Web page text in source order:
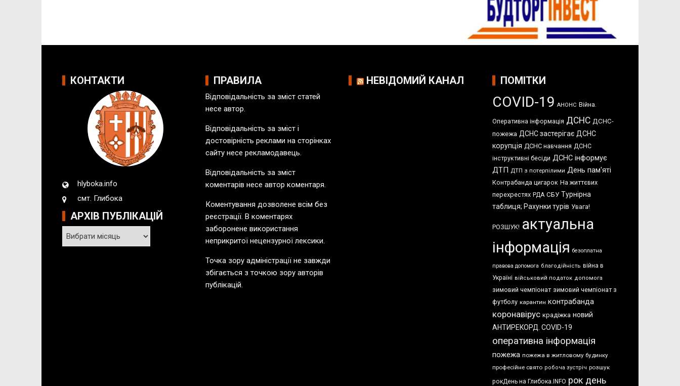
КОНТАКТИ
hlyboka.info
смт. Глибока
АРХІВ ПУБЛІКАЦІЙ
А
р
ПРАВИЛА
Відповідальність за зміст статей
несе автор.
Відповідальність за зміст і
достовірність реклами на сторінках
сайту несе рекламодавець.
Відповідальність за зміст
коментарів несе автор коментаря.
Коментування дозволене всім без
реєстрації. В коментарях
заборонене використання
неприкритої нецензурної лексики.
Точка зору адміністрації не завжди
збігається з точкою зору авторів
публікацій.
НЕВІДОМИЙ КАНАЛ ПОМІТКИ
COVID-19 АНОНС Війна.
Оперативна інформація ДСНС ДСНС-
пожежа ДСНС застерігає ДСНС
корупція ДСНС навчання ДСНС
інструктивні бесіди ДСНС інформує
ДТП ДТП з потерпілими День пам'яті
Контрабанда цигарок На життєвих
перехрестях РДА СБУ Турнірна
таблиця; Рахунки турів Увага!
РОЗШУК! актуальна
інформація безоплатна
правова допомога благодійність війна в
Україні військовий податок допомога
зимовий чемпіонат зимовий чемпіонат з
футболу карантин контрабанда
коронавірус крадіжка новий
АНТИРЕКОРД. COVID-19
оперативна інформація
пожежа пожежа в житловому будинку
професійне свято робоча зустріч розшук
рокДень на Глибока.INFO рок день